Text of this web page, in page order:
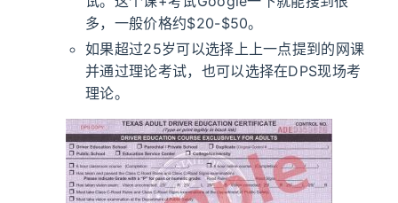
多，一般价格约$20-$50。
如果超过25岁可以选择上上一点提到的网课
并通过理论考试，也可以选择在DPS现场考
理论。